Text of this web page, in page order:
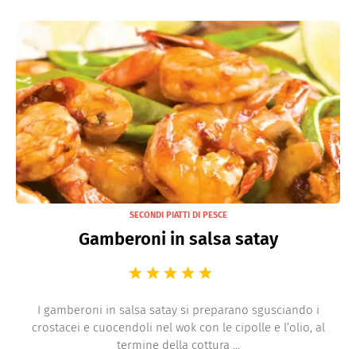
SECONDI PIATTI DI PESCE
Gamberoni in salsa satay
I gamberoni in salsa satay si preparano sgusciando i
crostacei e cuocendoli nel wok con le cipolle e l’olio, al
termine della cottura ...